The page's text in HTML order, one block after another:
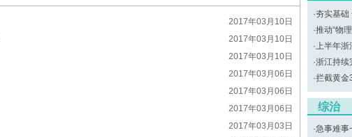
2017年03月10日
2017年03月10日
2017年03月10日
2017年03月06日
2017年03月06日
2017年03月06日
2017年03月03日
·夯实基础
·推动“物
·上半年浙
·浙江持续
·拦截黄金
综治
·急事难事